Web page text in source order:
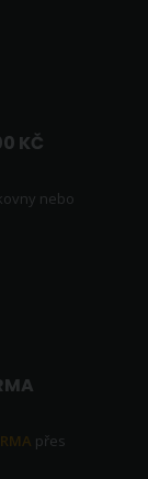
KČ
nebo
přes